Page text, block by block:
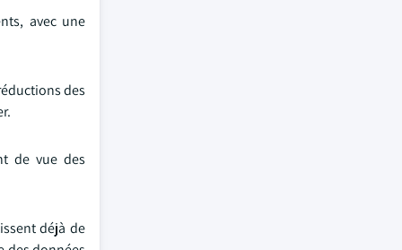
avec une
des
de vue des
déjà de